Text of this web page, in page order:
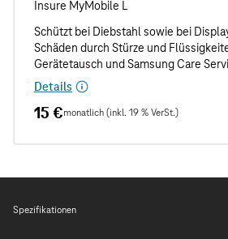
Details
15 €monatlich (inkl. 19 % VerSt.)
Spezifikationen